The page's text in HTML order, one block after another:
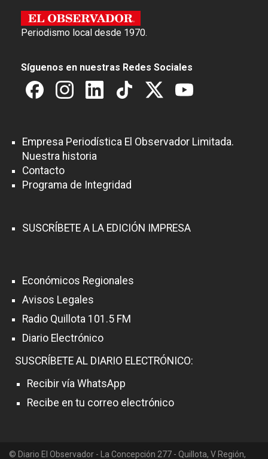
Periodismo local desde 1970.
Síguenos en nuestras Redes Sociales
Empresa Periodística El Observador Limitada.
Nuestra historia
Contacto
Programa de Integridad
SUSCRÍBETE A LA EDICIÓN IMPRESA
Económicos Regionales
Avisos Legales
Radio Quillota 101.5 FM
Diario Electrónico
SUSCRÍBETE AL DIARIO ELECTRÓNICO:
Recibir vía WhatsApp
Recibe en tu correo electrónico
© Diario El Observador - La Concepción 277 - Quillota, V Región,